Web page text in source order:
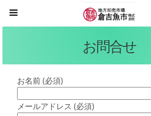
お問合せ
お名前 (必須)
メールアドレス (必須)